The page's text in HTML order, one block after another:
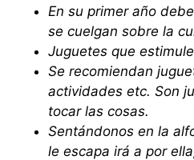
En su primer año
se cuelgan sobre la
Juguetes que
Se recomiendan
actividades etc. Son
tocar las cosas.
Sentándonos en la
le escapa irá a por